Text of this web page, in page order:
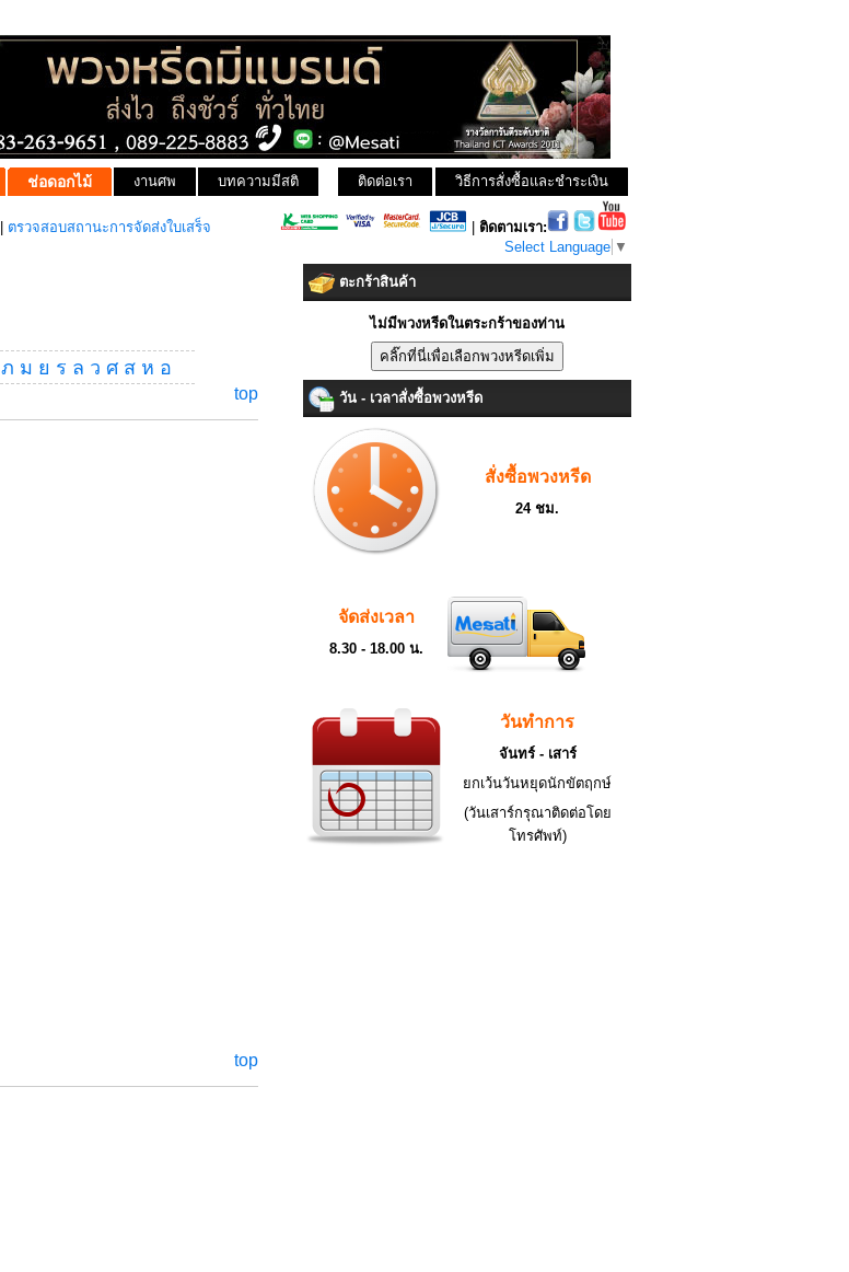
ช่อดอกไม้ งานศพ บทความมีสติ วิธีการสั่งซื้อและชำระเงิน
ติดต่อเรา
ตรวจสอบสถานะการจัดส่งใบเสร็จ
ติดตามเรา:
Select Language ▼
ภ ม ย ร ล ว ศ ส ห อ
top
top
ตะกร้าสินค้า
ไม่มีพวงหรีดในตระกร้าของท่าน
วัน - เวลาสั่งซื้อพวงหรีด
สั่งซื้อพวงหรีด
24 ชม.
จัดส่งเวลา
8.30 - 18.00 น.
วันทำการ
จันทร์ - เสาร์
ยกเว้นวันหยุดนักขัตฤกษ์
(วันเสาร์กรุณาติดต่อโดย
โทรศัพท์)